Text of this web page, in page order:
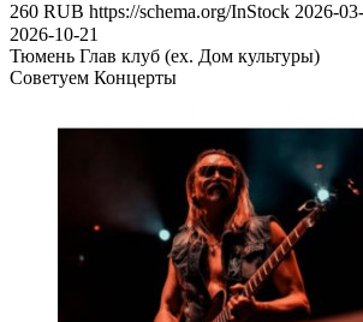
260 RUB https://schema.org/InStock 2026-
2026-10-21
Тюмень Глав клуб (ex. Дом культуры)
Советуем Концерты